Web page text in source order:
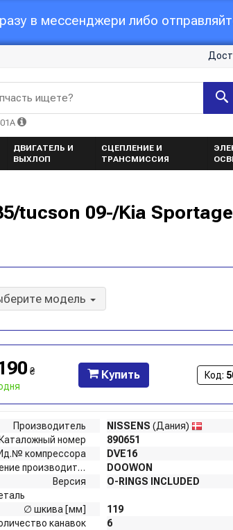
в мессенджери либо
ищете?
ДВИГАТЕЛЬ И
ВЫХЛОП
СЦЕПЛЕНИЕ И
ТРАНСМИССИЯ
tucson 09-/Kia
модель
₴
Купить Код:
Производитель NISSENS (Дания)
Каталожный номер
890651
компрессора
DVE16
Ограничение производителя
DOOWON
Версия
O-RINGS INCLUDED
∅ шкива [мм]
119
канавок
6